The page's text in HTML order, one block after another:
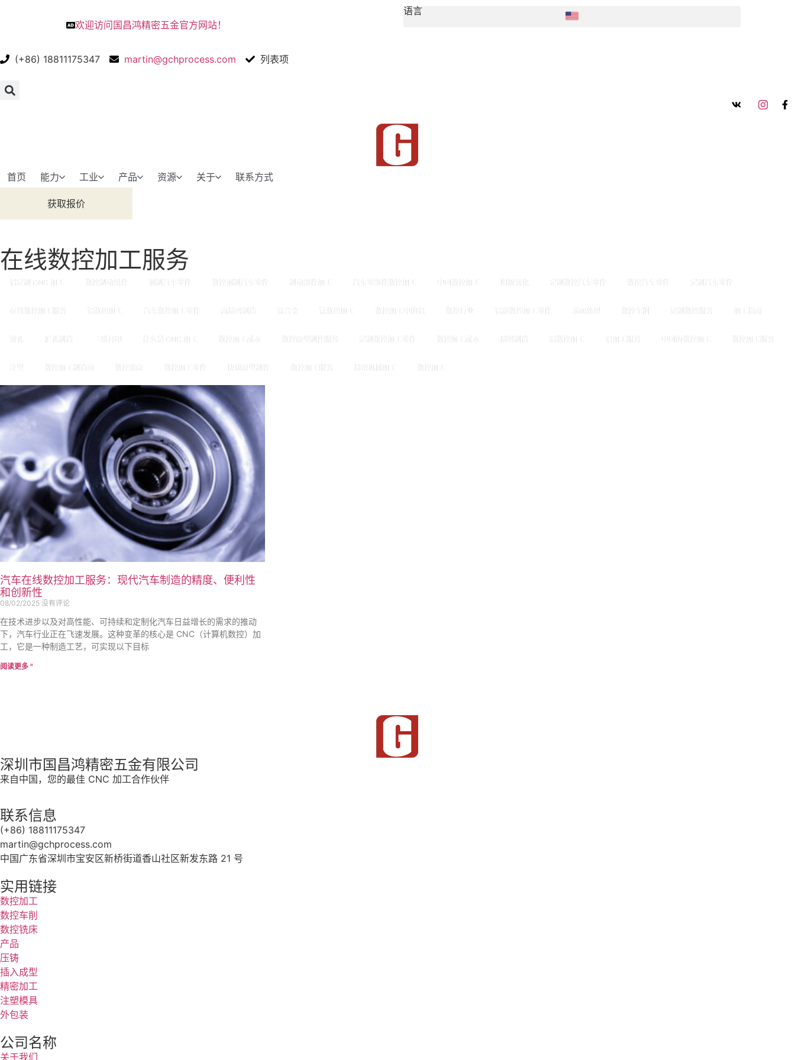
欢迎访问国昌鸿精密五金官方网站！
语言
(+86) 18811175347 martin@gchprocess.com 列表项
首页 能力 工业 产品 资源 关于 联系方式
获取报价
在线数控加工服务
铝定制 CNC 加工 数控制动组件 钢制汽车零件 数控钢制汽车零件 制动部件加工 汽车零部件数控加工 中国数控加工 阳极氧化 定制数控汽车零件 数控汽车零件 定制汽车零件
在线数控加工服务 铝数控加工 汽车数控加工零件 高精密制造 钛合金 钛数控加工 数控加工中的铝 数控行业 铝质数控加工零件 表面处理 数控车削 定制数控服务 加工指南
铰孔 扩孔制造 三维打印 什么是 CNC 加工 数控加工成本 数控原型制作服务 定制数控加工零件 数控加工成本 精密制造 铝数控加工 铝加工服务 中国的数控加工 数控加工服务
注塑 数控加工制造商 数控铣床 数控加工零件 快速原型制作 数控加工服务 精密机械加工 数控加工
汽车在线数控加工服务：现代汽车制造的精度、便利性
和创新性
08/02/2025 没有评论
在技术进步以及对高性能、可持续和定制化汽车日益增长的需求的推动
下，汽车行业正在飞速发展。这种变革的核心是 CNC（计算机数控）加
工，它是一种制造工艺，可实现以下目标
阅读更多 "
深圳市国昌鸿精密五金有限公司
来自中国，您的最佳 CNC 加工合作伙伴
联系信息
(+86) 18811175347
martin@gchprocess.com
中国广东省深圳市宝安区新桥街道香山社区新发东路 21 号
实用链接
数控加工
数控车削
数控铣床
产品
压铸
插入成型
精密加工
注塑模具
外包装
公司名称
关于我们